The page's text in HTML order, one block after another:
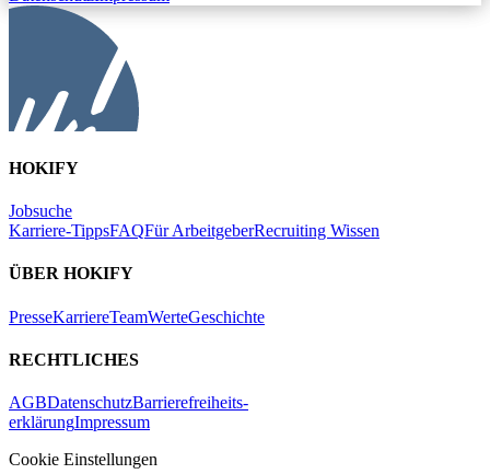
HOKIFY
Jobsuche
Karriere-TippsFAQFür ArbeitgeberRecruiting Wissen
ÜBER HOKIFY
PresseKarriereTeamWerteGeschichte
RECHTLICHES
AGBDatenschutzBarrierefreiheits-
erklärungImpressum
Cookie Einstellungen